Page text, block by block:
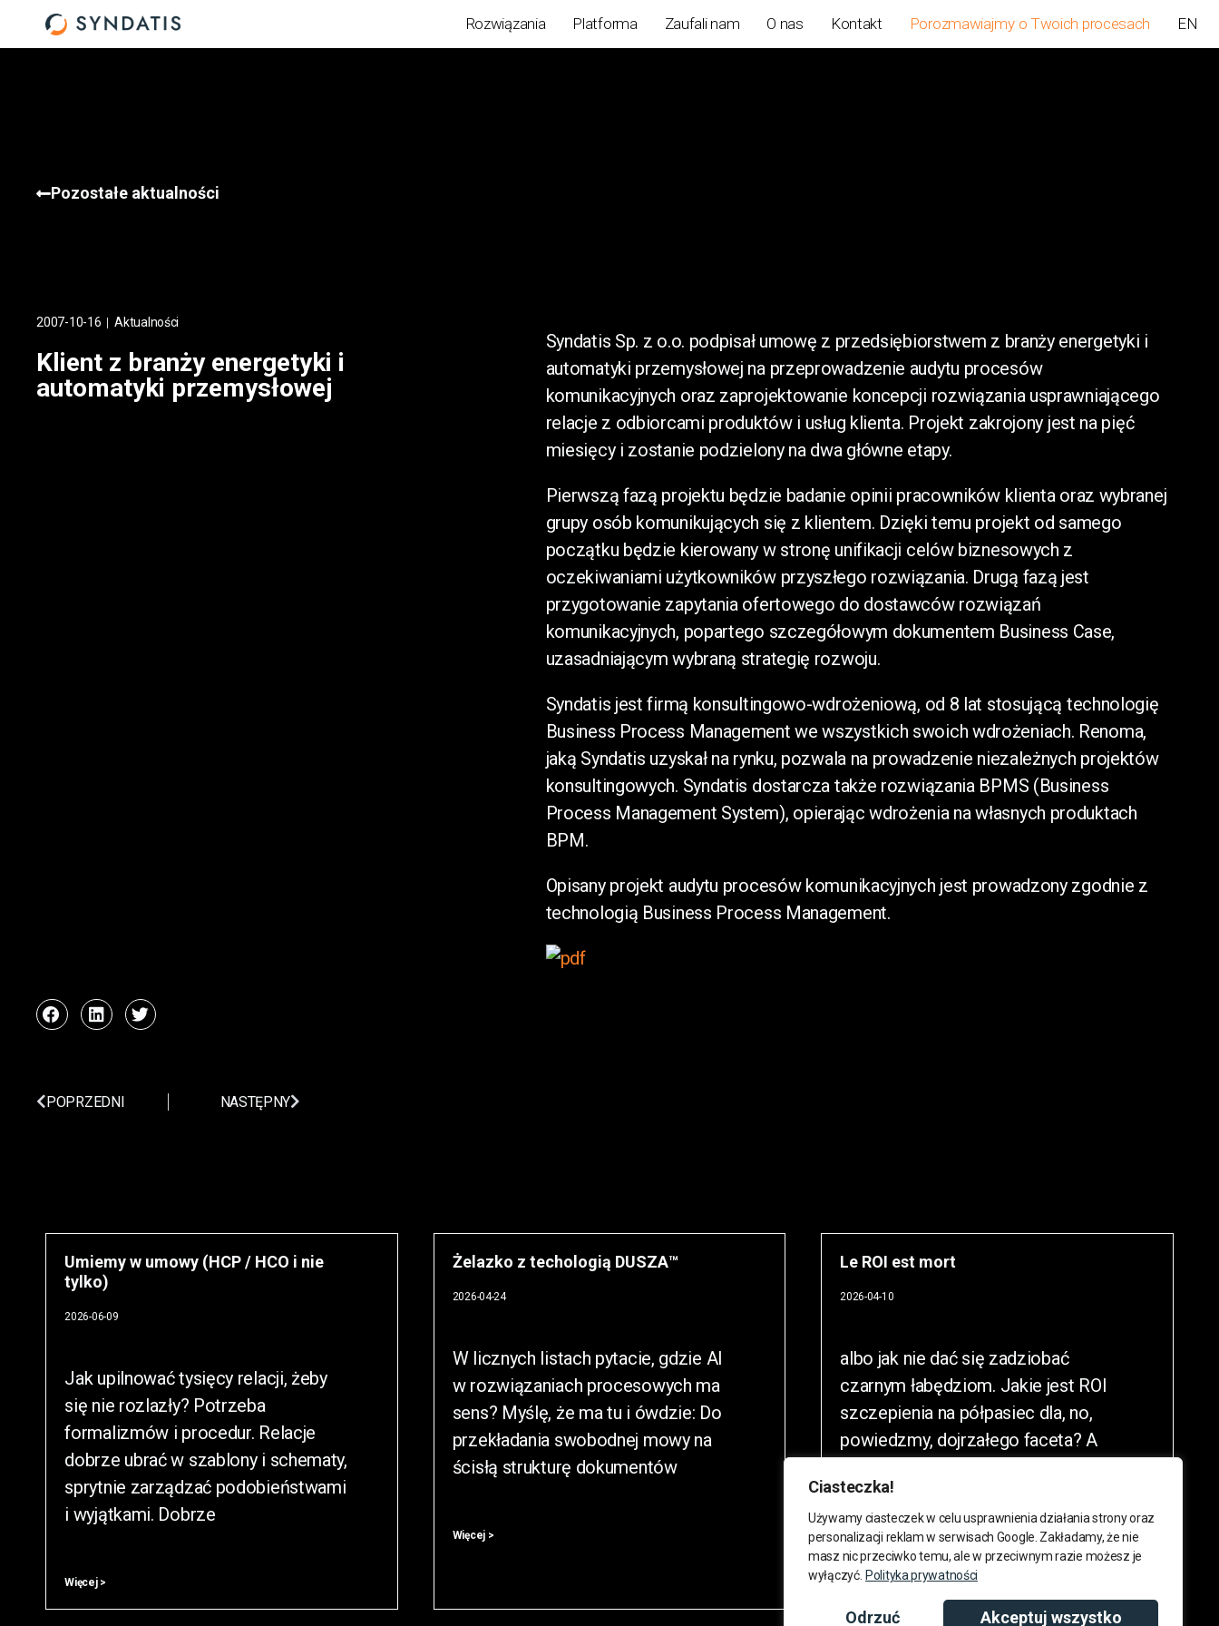
Ciasteczka!
Używamy ciasteczek w celu usprawnienia działania strony oraz
personalizacji reklam w serwisach Google. Zakładamy, że nie
masz nic przeciwko temu, ale w przeciwnym razie możesz je
wyłączyć. Polityka prywatności
Odrzuć Akceptuj wszystko
Rozwiązania Platforma Zaufali nam O nas Kontakt Porozmawiajmy o Twoich procesach EN
Pozostałe aktualności
2007-10-16 Aktualności
Klient z branży energetyki i
automatyki przemysłowej
Syndatis Sp. z o.o. podpisał umowę z przedsiębiorstwem z branży energetyki i
automatyki przemysłowej na przeprowadzenie audytu procesów
komunikacyjnych oraz zaprojektowanie koncepcji rozwiązania usprawniającego
relacje z odbiorcami produktów i usług klienta. Projekt zakrojony jest na pięć
miesięcy i zostanie podzielony na dwa główne etapy.
Pierwszą fazą projektu będzie badanie opinii pracowników klienta oraz wybranej
grupy osób komunikujących się z klientem. Dzięki temu projekt od samego
początku będzie kierowany w stronę unifikacji celów biznesowych z
oczekiwaniami użytkowników przyszłego rozwiązania. Drugą fazą jest
przygotowanie zapytania ofertowego do dostawców rozwiązań
komunikacyjnych, popartego szczegółowym dokumentem Business Case,
uzasadniającym wybraną strategię rozwoju.
Syndatis jest firmą konsultingowo-wdrożeniową, od 8 lat stosującą technologię
Business Process Management we wszystkich swoich wdrożeniach. Renoma,
jaką Syndatis uzyskał na rynku, pozwala na prowadzenie niezależnych projektów
konsultingowych. Syndatis dostarcza także rozwiązania BPMS (Business
Process Management System), opierając wdrożenia na własnych produktach
BPM.
Opisany projekt audytu procesów komunikacyjnych jest prowadzony zgodnie z
technologią Business Process Management.
POPRZEDNI NASTĘPNY
Umiemy w umowy (HCP / HCO i nie
tylko)
2026-06-09
Jak upilnować tysięcy relacji, żeby
się nie rozlazły? Potrzeba
formalizmów i procedur. Relacje
dobrze ubrać w szablony i schematy,
sprytnie zarządzać podobieństwami
i wyjątkami. Dobrze
Więcej >
Żelazko z techologią DUSZA™
2026-04-24
W licznych listach pytacie, gdzie AI
w rozwiązaniach procesowych ma
sens? Myślę, że ma tu i ówdzie: Do
przekładania swobodnej mowy na
ścisłą strukturę dokumentów
Więcej >
Le ROI est mort
2026-04-10
albo jak nie dać się zadziobać
czarnym łabędziom. Jakie jest ROI
szczepienia na półpasiec dla, no,
powiedzmy, dojrzałego faceta? A
compliance
Więcej >